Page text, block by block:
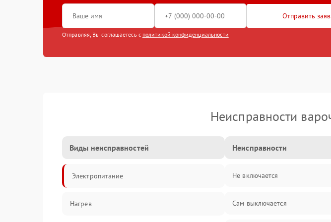
Отправить
Отправляя, Вы соглашаетесь с политикой конфиденциальности
Неисправности
Виды неисправностей
Электропитание
Нагрев
Неисправности
Не включается
Сам выключается